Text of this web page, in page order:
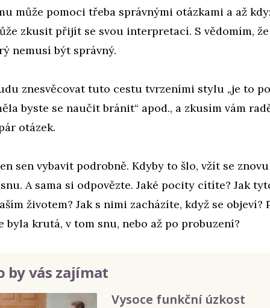
může pomoci třeba správnými otázkami a až
zkusit přijít se svou interpretací. S vědomím,
nemusí být správný.
znesvěcovat tuto cestu tvrzeními stylu „je to
byste se naučit bránit“ apod., a zkusím vám
otázek.
sen vybavit podrobně. Kdyby to šlo, vžít se
A sama si odpovězte. Jaké pocity cítíte? Jak
životem? Jak s nimi zacházíte, když se objeví?
byla krutá, v tom snu, nebo až po probuzení?
by vás zajímat
Vysoce funkční úzkost